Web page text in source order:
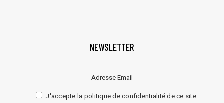
NEWSLETTER
Veuillez laisser ce champ vide.
J'accepte la politique de confidentialitéde ce site